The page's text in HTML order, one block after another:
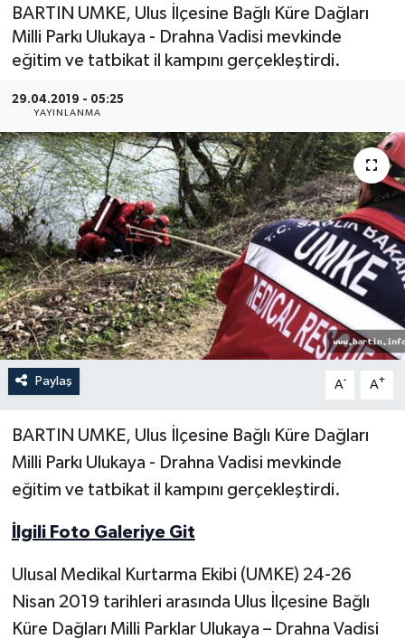
BARTIN UMKE, Ulus İlçesine Bağlı Küre Dağları
Milli Parkı Ulukaya - Drahna Vadisi mevkinde
eğitim ve tatbikat il kampını gerçekleştirdi.
29.04.2019 - 05:25
YAYINLANMA
Paylaş A- A+
BARTIN UMKE, Ulus İlçesine Bağlı Küre Dağları
Milli Parkı Ulukaya - Drahna Vadisi mevkinde
eğitim ve tatbikat il kampını gerçekleştirdi.
İlgili Foto Galeriye Git
Ulusal Medikal Kurtarma Ekibi (UMKE) 24-26
Nisan 2019 tarihleri arasında Ulus İlçesine Bağlı
Küre Dağları Milli Parklar Ulukaya – Drahna Vadisi
Medya
Sivil Toplum
Siyaset
Spor
Tarım
Turizm
Yerel Yönetimler
DÜNYA
YEREL